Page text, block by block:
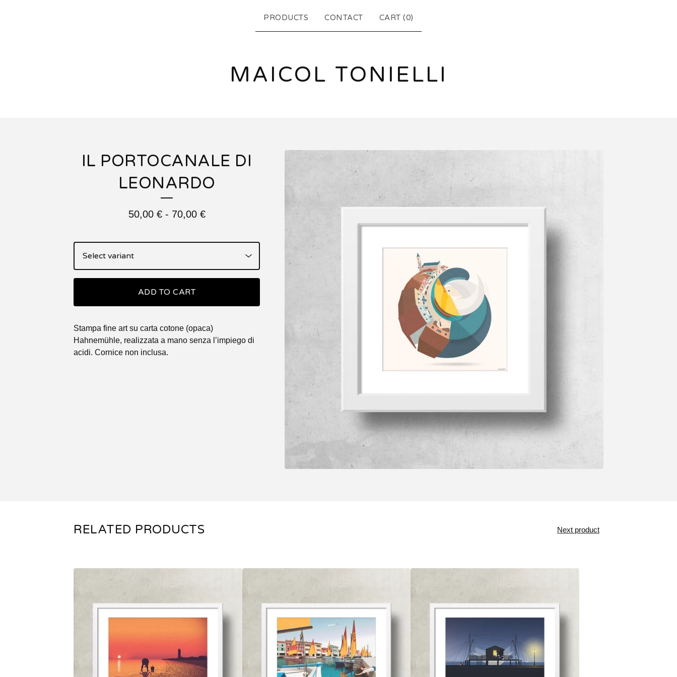
PRODUCTS CONTACT CART (0)
MAICOL TONIELLI
IL PORTOCANALE DI
LEONARDO
50,00 €- 70,00 €
ADD TO CART
Stampa fine art su carta cotone (opaca)
Hahnemühle, realizzata a mano senza l’impiego di
acidi. Cornice non inclusa.
RELATED PRODUCTS Next product